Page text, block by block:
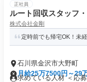
正社員
ルート回収スタッフ
株式会社金剛
定時前でも帰宅OK！未
石川県金沢市大野町
月給25万7500円～29
求めている人材 ＜応